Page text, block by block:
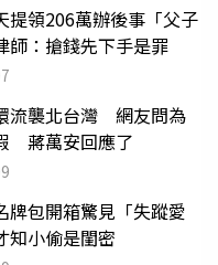
提領206萬辦後事「父子
：搶錢先下手是罪
流襲北台灣 網友問為
蔣萬安回應了
牌包開箱驚見「失蹤愛
小偷是閨密